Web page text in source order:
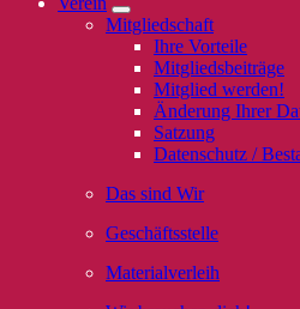
Mitgliedschaft
Ihre Vorteile
Mitgliedsbeiträge
Mitglied werden!
Änderung Ihrer
Satzung
Datenschutz /
Das sind Wir
Geschäftsstelle
Materialverleih